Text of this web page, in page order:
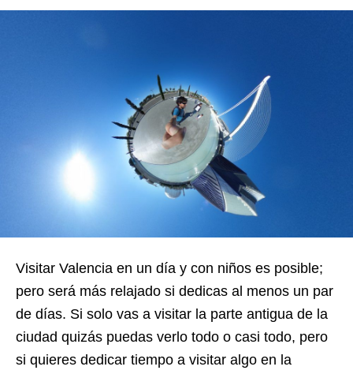
Visitar Valencia en un día y con niños es posible;
pero será más relajado si dedicas al menos un par
de días. Si solo vas a visitar la parte antigua de la
ciudad quizás puedas verlo todo o casi todo, pero
si quieres dedicar tiempo a visitar algo en la